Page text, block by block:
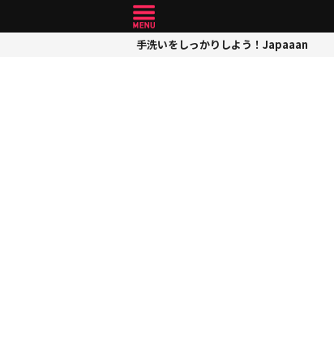
手洗いをしっかりしよう！Japaaan